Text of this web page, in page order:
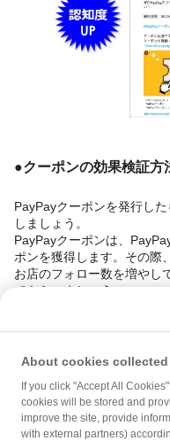
●クーポンの効果検証方
PayPayクーポンを発行し
しましょう。
PayPayクーポンは、
ポンを獲得します。その際
お店のフォロー数を増やし
てもらいましょう。
PayPayではご利用いただく
法および弊社ガイドライン
す。
About cookies
If you click "Accept All
cookies will be stored and
improve the site, provide
with external partners)